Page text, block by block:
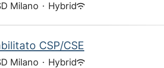
Milano · Hybrid
CSP/CSE
Milano · Hybrid